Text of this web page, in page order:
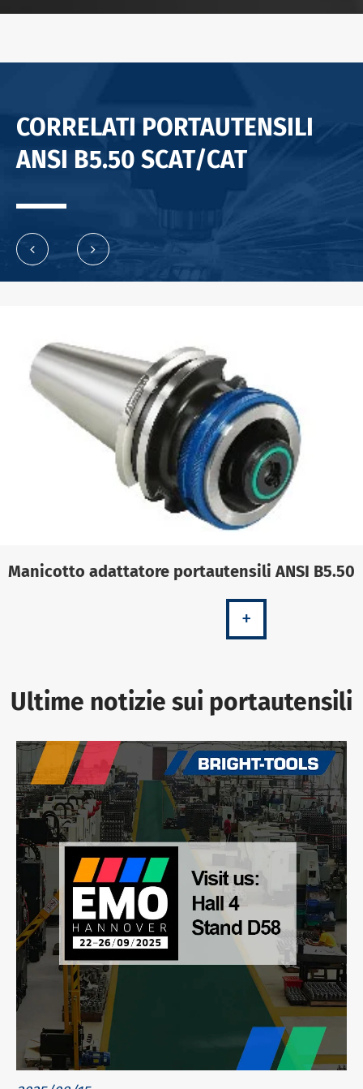
CORRELATI PORTAUTENSILI
ANSI B5.50 SCAT/CAT
Manicotto adattatore portautensili ANSI B5.50
+
Ultime notizie sui portautensili